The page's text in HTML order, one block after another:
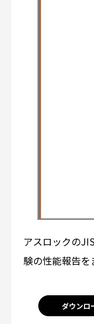
アスロックの
験の性能報告を
ダウンロ